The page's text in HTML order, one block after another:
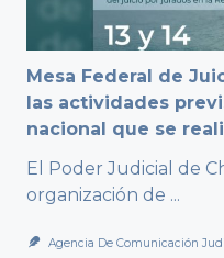
Mesa Federal de
las actividades
nacional que se
El Poder Judicial de
organización de ...
Agencia De Comunicación